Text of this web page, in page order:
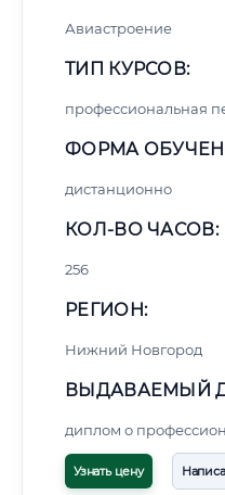
Авиастроение
ТИП КУРСОВ:
профессиональная
ФОРМА
дистанционно
КОЛ-ВО ЧАСОВ:
256
РЕГИОН:
Нижний Новгород
ВЫДАВАЕМЫЙ
диплом о
Узнать цену